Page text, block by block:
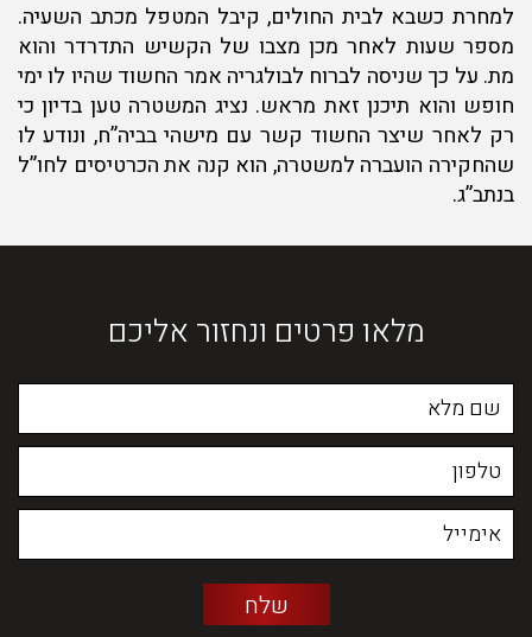
למחרת כשבא לבית החולים, קיבל המטפל מכתב השעיה.
מספר שעות לאחר מכן מצבו של הקשיש התדרדר והוא
מת. על כך שניסה לברוח לבולגריה אמר החשוד שהיו לו ימי
חופש והוא תיכנן זאת מראש. נציג המשטרה טען בדיון כי
רק לאחר שיצר החשוד קשר עם מישהי בביה”ח, ונודע לו
שהחקירה הועברה למשטרה, הוא קנה את הכרטיסים לחו”ל
בנתב”ג.
מלאו פרטים ונחזור אליכם